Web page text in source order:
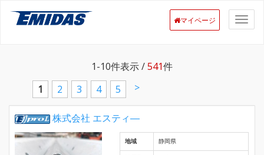
マイページ
1-10件表示 /541件
1
2 3 4 5 >
株式会社 エスティ―
地域 静岡県